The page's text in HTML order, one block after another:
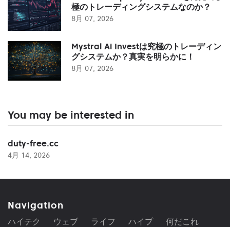
極のトレーディングシステムなのか？
8月 07, 2026
Mystral Ai Investは究極のトレーディン
グシステムか？真実を明らかに！
8月 07, 2026
You may be interested in
duty-free.cc
4月 14, 2026
Navigation
ハイテク ウェブ ライフ ハイプ 何だこれ